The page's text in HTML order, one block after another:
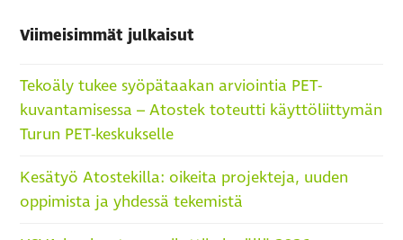
Viimeisimmät julkaisut
Tekoäly tukee syöpätaakan arviointia PET-
kuvantamisessa – Atostek toteutti käyttöliittymän
Turun PET-keskukselle
Kesätyö Atostekilla: oikeita projekteja, uuden
oppimista ja yhdessä tekemistä